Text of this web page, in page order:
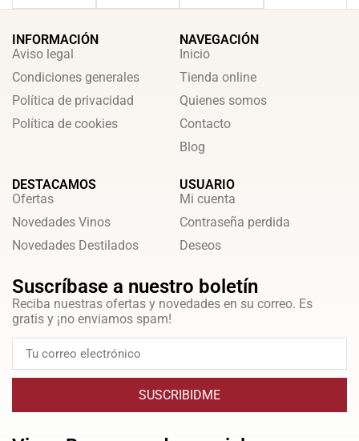
INFORMACIÓN
Aviso legal
Condiciones generales
Política de privacidad
Política de cookies
NAVEGACIÓN
Inicio
Tienda online
Quienes somos
Contacto
Blog
DESTACAMOS
Ofertas
Novedades Vinos
Novedades Destilados
USUARIO
Mi cuenta
Contraseña perdida
Deseos
Suscríbase a nuestro boletín
Reciba nuestras ofertas y novedades en su correo. Es
gratis y ¡no enviamos spam!
SUSCRIBIDME